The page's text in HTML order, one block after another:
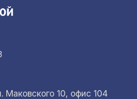
Маковского 10, офис 104